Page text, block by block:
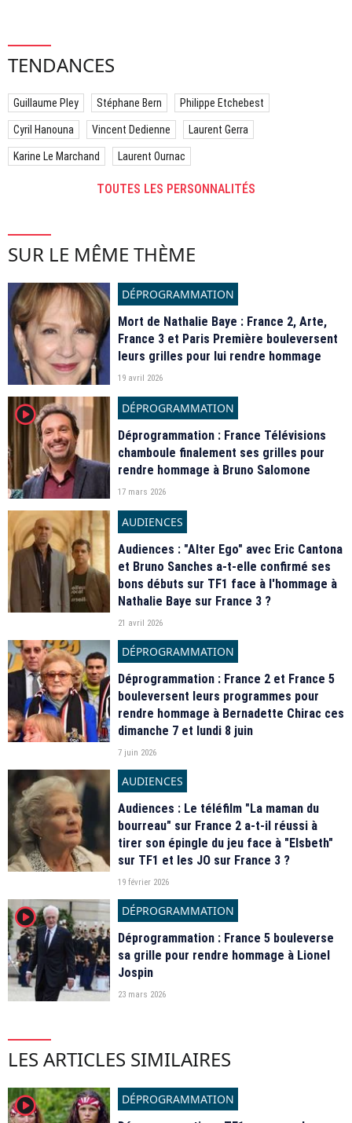
TENDANCES
Guillaume Pley Stéphane Bern Philippe Etchebest
Cyril Hanouna Vincent Dedienne Laurent Gerra
Karine Le Marchand Laurent Ournac
TOUTES LES PERSONNALITÉS
SUR LE MÊME THÈME
DÉPROGRAMMATION
Mort de Nathalie Baye : France 2, Arte,
France 3 et Paris Première bouleversent
leurs grilles pour lui rendre hommage
19 avril 2026
player2
DÉPROGRAMMATION
Déprogrammation : France Télévisions
chamboule finalement ses grilles pour
rendre hommage à Bruno Salomone
17 mars 2026
AUDIENCES
Audiences : "Alter Ego" avec Eric Cantona
et Bruno Sanches a-t-elle confirmé ses
bons débuts sur TF1 face à l'hommage à
Nathalie Baye sur France 3 ?
21 avril 2026
DÉPROGRAMMATION
Déprogrammation : France 2 et France 5
bouleversent leurs programmes pour
rendre hommage à Bernadette Chirac ces
dimanche 7 et lundi 8 juin
7 juin 2026
AUDIENCES
Audiences : Le téléfilm "La maman du
bourreau" sur France 2 a-t-il réussi à
tirer son épingle du jeu face à "Elsbeth"
sur TF1 et les JO sur France 3 ?
19 février 2026
player2
DÉPROGRAMMATION
Déprogrammation : France 5 bouleverse
sa grille pour rendre hommage à Lionel
Jospin
23 mars 2026
LES ARTICLES SIMILAIRES
player2
DÉPROGRAMMATION